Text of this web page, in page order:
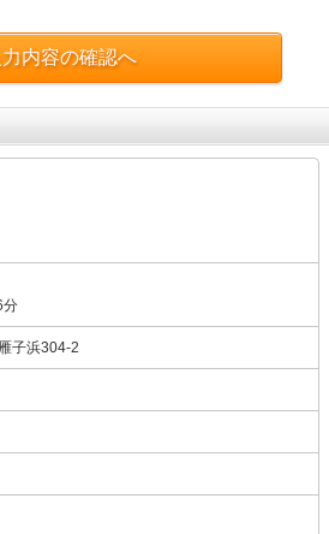
力内容の確認へ
分
子浜304-2